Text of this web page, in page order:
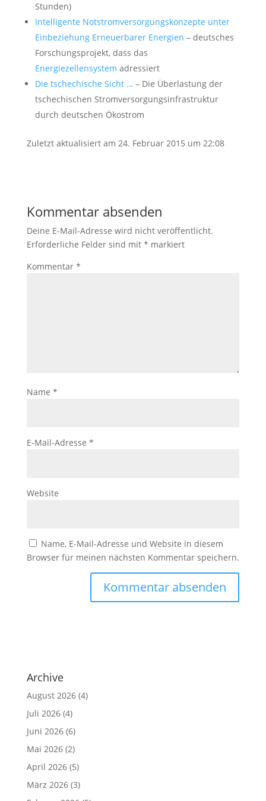
Stunden)
Intelligente Notstromversorgungskonzepte unter
Einbeziehung Erneuerbarer Energien – deutsches
Forschungsprojekt, dass das
Energiezellensystem adressiert
Die tschechische Sicht … – Die Überlastung der
tschechischen Stromversorgungsinfrastruktur
durch deutschen Ökostrom
Zuletzt aktualisiert am 24. Februar 2015 um 22:08
Kommentar absenden
Deine E-Mail-Adresse wird nicht veröffentlicht.
Erforderliche Felder sind mit * markiert
Kommentar *
Name *
E-Mail-Adresse *
Website
Name, E-Mail-Adresse und Website in diesem
Browser für meinen nächsten Kommentar speichern.
Archive
August 2026(4)
Juli 2026(4)
Juni 2026(6)
Mai 2026(2)
April 2026(5)
März 2026(3)